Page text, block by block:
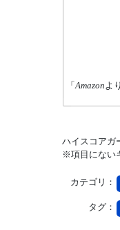
「Amazonよ
ハイスコアガ
※項目にない
カテゴリ：
タグ：